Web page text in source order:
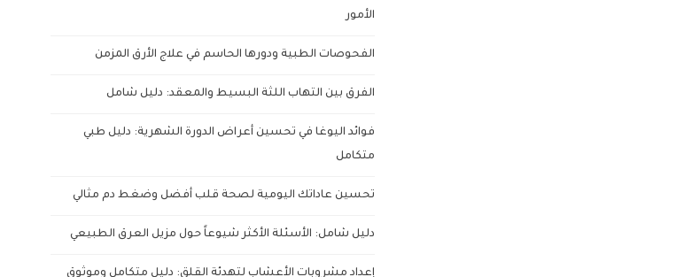
الأمور
الفحوصات الطبية ودورها الحاسم في علاج الأرق المزمن
الفرق بين التهاب اللثة البسيط والمعقد: دليل شامل
فوائد اليوغا في تحسين أعراض الدورة الشهرية: دليل طبي
متكامل
تحسين عاداتك اليومية لصحة قلب أفضل وضغط دم مثالي
دليل شامل: الأسئلة الأكثر شيوعاً حول مزيل العرق الطبيعي
إعداد مشروبات الأعشاب لتهدئة القلق: دليل متكامل وموثوق